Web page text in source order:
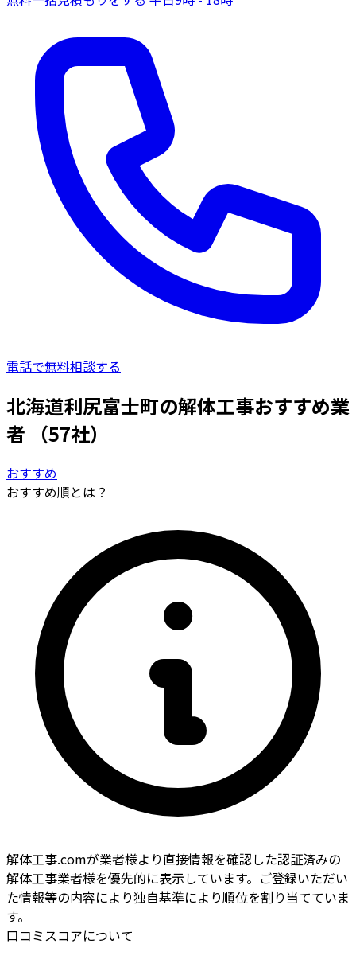
電話で無料相談する
北海道利尻富士町の解体工事おすすめ業
者
（57社）
おすすめ
おすすめ順とは？
解体工事.comが業者様より直接情報を確認した認証済みの
解体工事業者様を優先的に表示しています。ご登録いただい
た情報等の内容により独自基準により順位を割り当てていま
す。
口コミスコアについて